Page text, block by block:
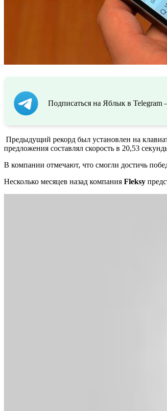
Подписаться на Яблык в Telegram
Предыдущий рекорд был установлен на
предложения составлял скорость в 20,53
В компании отмечают, что смогли достичь
Несколько месяцев назад компания Fleksy